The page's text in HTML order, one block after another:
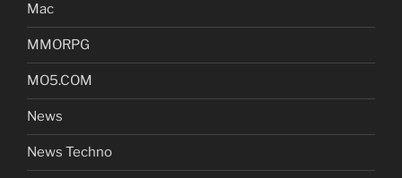
Mac
MMORPG
MO5.COM
News
News Techno